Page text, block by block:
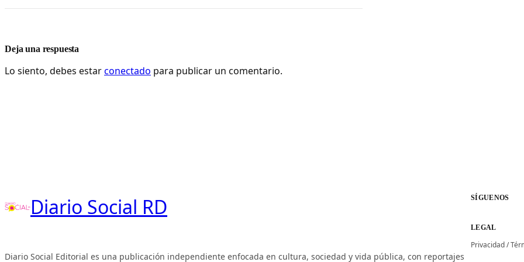
Deja una respuesta
Lo siento, debes estarconectado para publicar un comentario.
Diario Social RD
Diario Social Editorial es una publicación independiente enfocada en cultura, sociedad y vida pública, con reportajes
SÍGUENOS
LEGAL
Privacidad/